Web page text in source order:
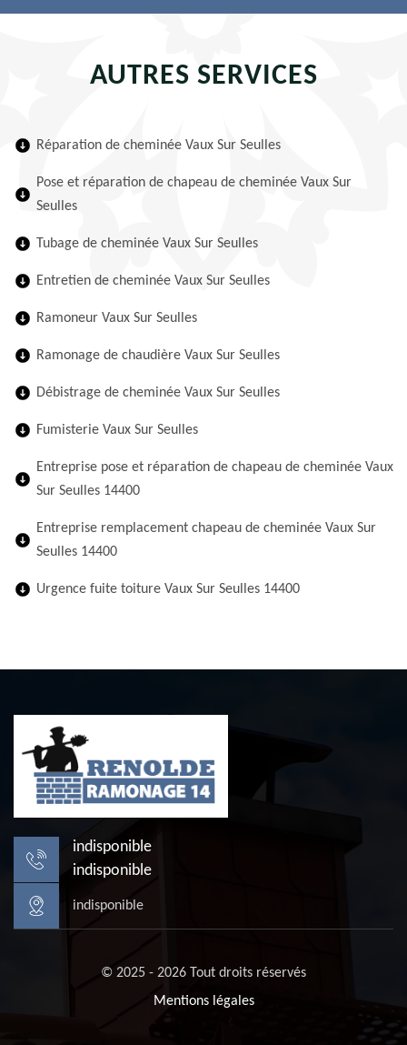
AUTRES SERVICES
Réparation de cheminée Vaux Sur Seulles
Pose et réparation de chapeau de cheminée Vaux Sur
Seulles
Tubage de cheminée Vaux Sur Seulles
Entretien de cheminée Vaux Sur Seulles
Ramoneur Vaux Sur Seulles
Ramonage de chaudière Vaux Sur Seulles
Débistrage de cheminée Vaux Sur Seulles
Fumisterie Vaux Sur Seulles
Entreprise pose et réparation de chapeau de cheminée Vaux
Sur Seulles 14400
Entreprise remplacement chapeau de cheminée Vaux Sur
Seulles 14400
Urgence fuite toiture Vaux Sur Seulles 14400
indisponible
indisponible
indisponible
© 2025 - 2026 Tout droits réservés
Mentions légales